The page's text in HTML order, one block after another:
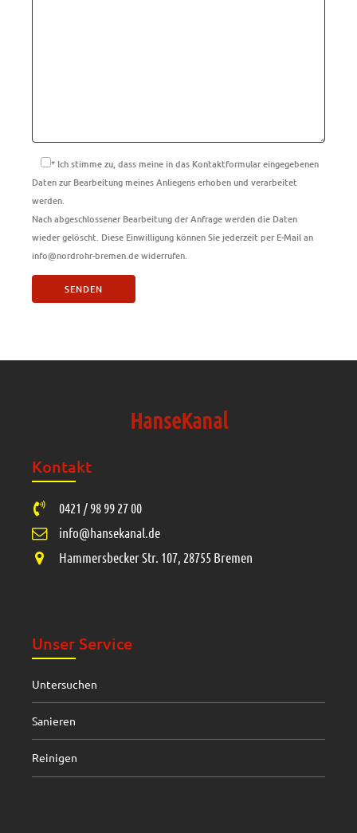
* Ich stimme zu, dass meine in das Kontaktformular eingegebenen
Daten zur Bearbeitung meines Anliegens erhoben und verarbeitet
werden.
Nach abgeschlossener Bearbeitung der Anfrage werden die Daten
wieder gelöscht. Diese Einwilligung können Sie jederzeit per E-Mail an
info@nordrohr-bremen.de widerrufen.
HanseKanal
Kontakt
0421 / 98 99 27 00
info@hansekanal.de
Hammersbecker Str. 107, 28755 Bremen
Unser Service
Untersuchen
Sanieren
Reinigen